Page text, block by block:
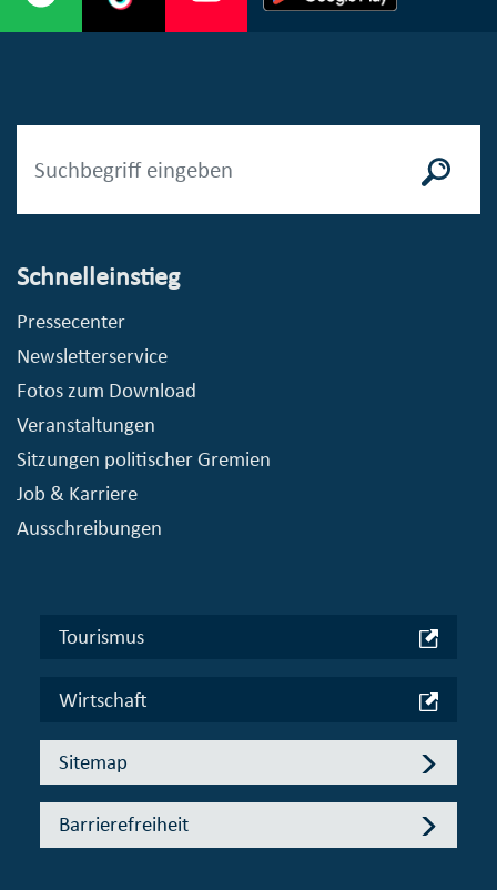
Schnelleinstieg
Pressecenter
Newsletterservice
Fotos zum Download
Veranstaltungen
Sitzungen politischer Gremien
Job & Karriere
Ausschreibungen
Tourismus
Wirtschaft
Sitemap
Barrierefreiheit